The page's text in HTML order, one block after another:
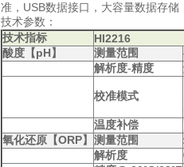
准， USB数据接口，大容量数据存储
技术参数：
技术指标
HI2216
酸度【pH】 测量范围
解析度-精度
校准模式
温度补偿
氧化还原【ORP】 测量范围
解析度